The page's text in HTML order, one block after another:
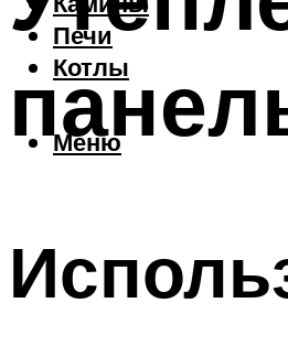
Печи
Котлы
Меню